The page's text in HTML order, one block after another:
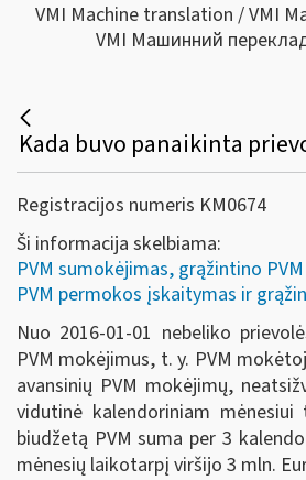
VMI Machine translation / VMI
VMI Машинний
Registracijos numeris KM0674
Ši informacija skelbiama:
PVM sumokėjimas, grąžintino
PVM permokos įskaitymas ir
Nuo 2016-01-01 nebeliko
PVM mokėjimus, t. y. PVM
avansinių PVM mokėjimų,
vidutinė kalendoriniam
biudžetą PVM suma per 3
mėnesių laikotarpį viršijo 3 mln.